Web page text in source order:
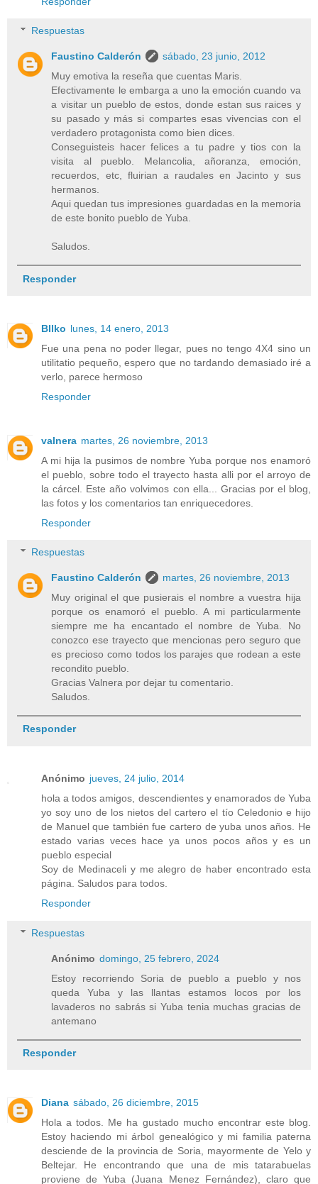
Respuestas
Faustino Calderón
sábado, 23 junio, 2012
Muy emotiva la reseña que cuentas Maris.
Efectivamente le embarga a uno la emoción cuando va
a visitar un pueblo de estos, donde estan sus raices y
su pasado y más si compartes esas vivencias con el
verdadero protagonista como bien dices.
Conseguisteis hacer felices a tu padre y tios con la
visita al pueblo. Melancolia, añoranza, emoción,
recuerdos, etc, fluirian a raudales en Jacinto y sus
hermanos.
Aqui quedan tus impresiones guardadas en la memoria
de este bonito pueblo de Yuba.
Saludos.
Responder
BIlko lunes, 14 enero, 2013
Fue una pena no poder llegar, pues no tengo 4X4 sino un
utilitatio pequeño, espero que no tardando demasiado iré a
verlo, parece hermoso
Responder
valnera martes, 26 noviembre, 2013
A mi hija la pusimos de nombre Yuba porque nos enamoró
el pueblo, sobre todo el trayecto hasta alli por el arroyo de
la cárcel. Este año volvimos con ella... Gracias por el blog,
las fotos y los comentarios tan enriquecedores.
Responder
Respuestas
Faustino Calderón
martes, 26 noviembre, 2013
Muy original el que pusierais el nombre a vuestra hija
porque os enamoró el pueblo. A mi particularmente
siempre me ha encantado el nombre de Yuba. No
conozco ese trayecto que mencionas pero seguro que
es precioso como todos los parajes que rodean a este
recondito pueblo.
Gracias Valnera por dejar tu comentario.
Saludos.
Responder
Anónimo jueves, 24 julio, 2014
hola a todos amigos, descendientes y enamorados de Yuba
yo soy uno de los nietos del cartero el tío Celedonio e hijo
de Manuel que también fue cartero de yuba unos años. He
estado varias veces hace ya unos pocos años y es un
pueblo especial
Soy de Medinaceli y me alegro de haber encontrado esta
página. Saludos para todos.
Responder
Respuestas
Anónimo domingo, 25 febrero, 2024
Estoy recorriendo Soria de pueblo a pueblo y nos
queda Yuba y las llantas estamos locos por los
lavaderos no sabrás si Yuba tenia muchas gracias de
antemano
Responder
Diana sábado, 26 diciembre, 2015
Hola a todos. Me ha gustado mucho encontrar este blog.
Estoy haciendo mi árbol genealógico y mi familia paterna
desciende de la provincia de Soria, mayormente de Yelo y
Beltejar. He encontrando que una de mis tatarabuelas
proviene de Yuba (Juana Menez Fernández), claro que